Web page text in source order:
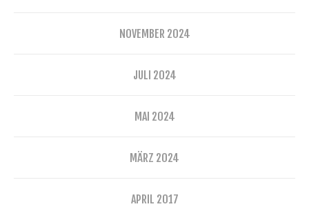
NOVEMBER 2024
JULI 2024
MAI 2024
MÄRZ 2024
APRIL 2017